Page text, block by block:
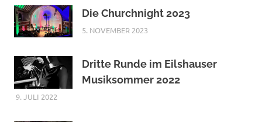
Die Churchnight 2023
5. NOVEMBER 2023
Dritte Runde im Eilshauser
Musiksommer 2022
9. JULI 2022